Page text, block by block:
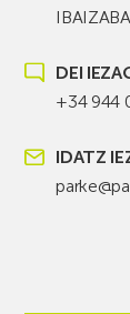
DEI
+34 944
IDATZ